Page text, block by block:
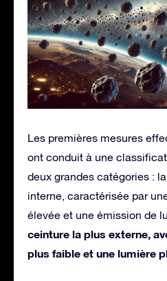
Les premières mesures
ont conduit à une
deux grandes catégories :
interne, caractérisée par
élevée et une émission de
ceinture la plus externe,
plus faible et une lumière